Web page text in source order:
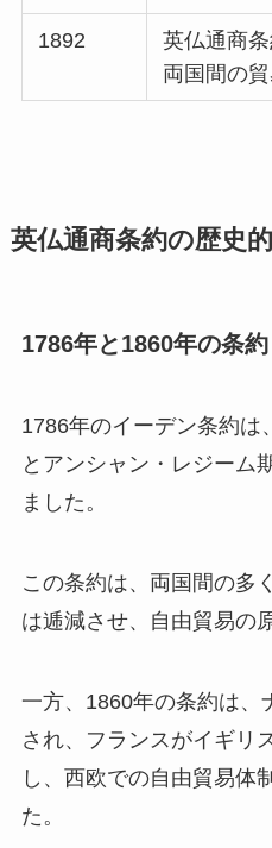
1892
英仏通商
両国間の
英仏通商条約の歴史
1786年と1860年の条
1786年のイーデン条約は
とアンシャン・レジーム
ました。
この条約は、両国間の多
は逓減させ、自由貿易の
一方、1860年の条約は、
され、フランスがイギリ
し、西欧での自由貿易体
た。